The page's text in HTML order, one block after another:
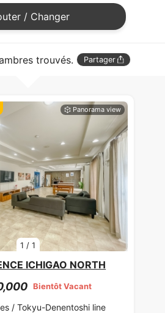
/ Changer
trouvés. Partager
1 /1
ICHIGAO NORTH
Bientôt Vacant
/Tokyu-Denentoshi line